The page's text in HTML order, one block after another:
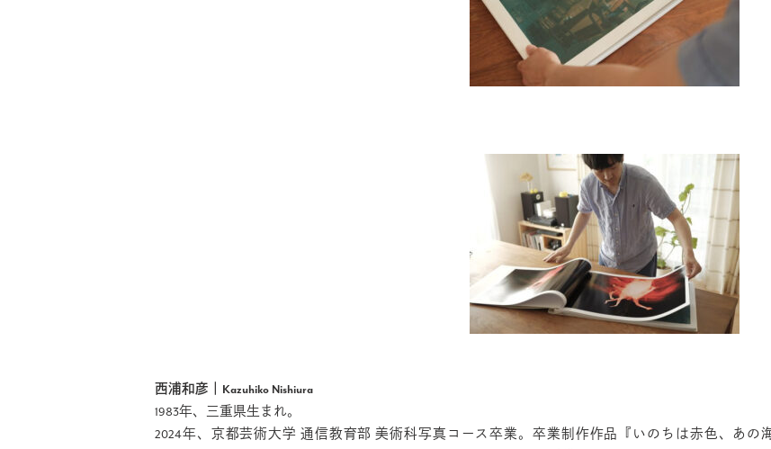
西浦和彦｜Kazuhiko Nishiura
1983年、三重県生まれ。
2024年、京都芸術大学 通信教育部 美術科写真コース卒業。卒業制作作品『いのちは赤色、あの